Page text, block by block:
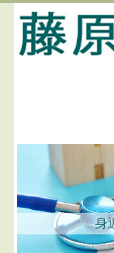
院内の様子
スタッフ紹介
身